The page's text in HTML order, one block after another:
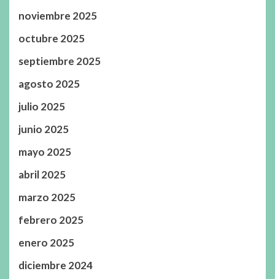
noviembre 2025
octubre 2025
septiembre 2025
agosto 2025
julio 2025
junio 2025
mayo 2025
abril 2025
marzo 2025
febrero 2025
enero 2025
diciembre 2024